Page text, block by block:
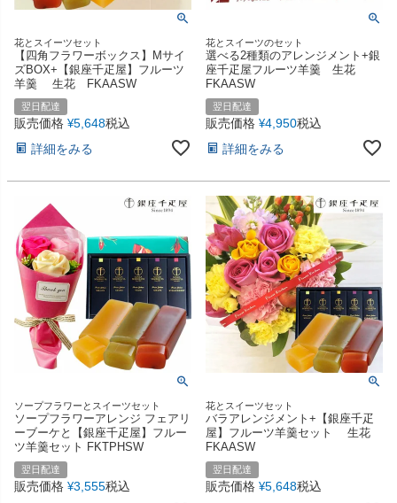
花とスイーツセット
【四角フラワーボックス】Mサイ
ズBOX+【銀座千疋屋】フルーツ
羊羹 生花 FKAASW
翌日配達
販売価格 ¥5,648税込
詳細をみる
花とスイーツのセット
選べる2種類のアレンジメント+銀
座千疋屋フルーツ羊羹 生花
FKAASW
翌日配達
販売価格 ¥4,950税込
詳細をみる
ソープフラワーとスイーツセット
ソープフラワーアレンジ フェアリ
ーブーケと【銀座千疋屋】フルー
ツ羊羹セット FKTPHSW
翌日配達
販売価格 ¥3,555税込
花とスイーツセット
バラアレンジメント+【銀座千疋
屋】フルーツ羊羹セット 生花
FKAASW
翌日配達
販売価格 ¥5,648税込